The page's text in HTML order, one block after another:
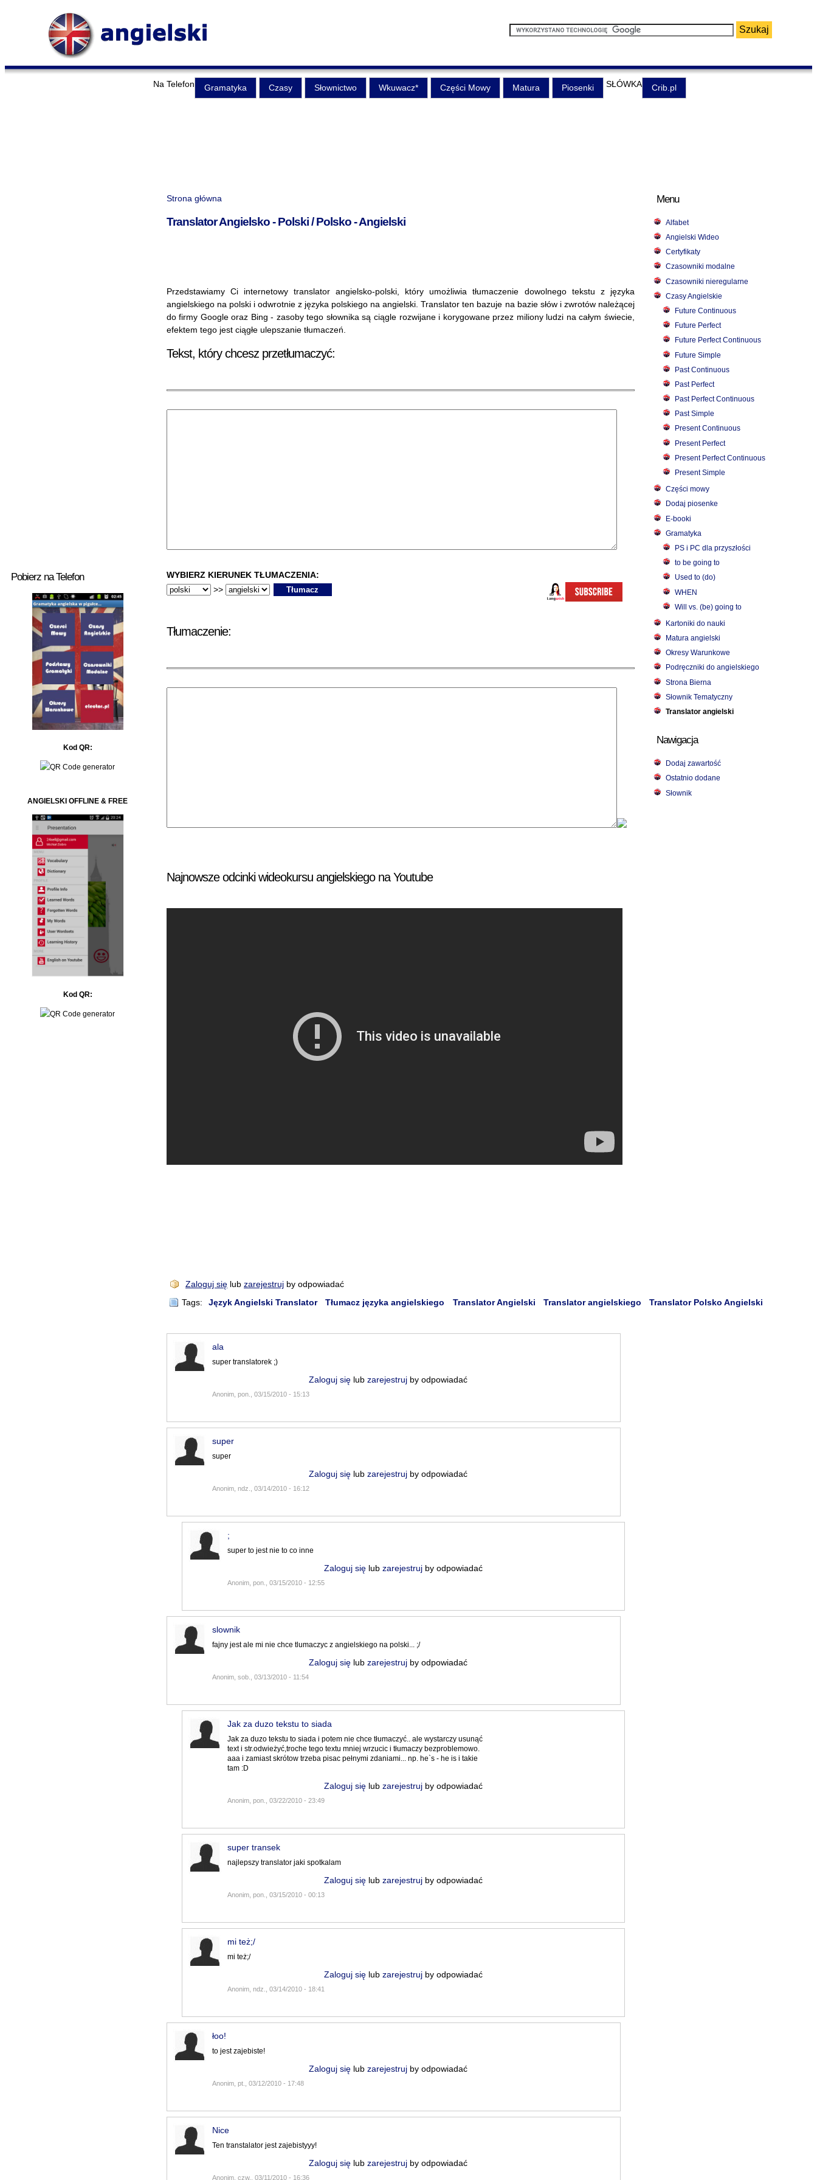
Na Telefon Gramatyka Czasy Słownictwo Wkuwacz* Części Mowy Matura Piosenki SŁÓWKA Crib.pl
Menu
Alfabet
Angielski Wideo
Certyfikaty
Czasowniki modalne
Czasowniki nieregularne
Czasy Angielskie
Future Continuous
Future Perfect
Future Perfect Continuous
Future Simple
Past Continuous
Past Perfect
Past Perfect Continuous
Past Simple
Present Continuous
Present Perfect
Present Perfect Continuous
Present Simple
Części mowy
Dodaj piosenke
E-booki
Gramatyka
PS i PC dla przyszłości
to be going to
Used to (do)
WHEN
Will vs. (be) going to
Kartoniki do nauki
Matura angielski
Okresy Warunkowe
Podręczniki do angielskiego
Strona Bierna
Słownik Tematyczny
Translator angielski
Nawigacja
Dodaj zawartość
Ostatnio dodane
Słownik
Pobierz na Telefon
Kod QR:
ANGIELSKI OFFLINE & FREE
Kod QR:
Strona główna
Translator Angielsko - Polski / Polsko - Angielski
Przedstawiamy Ci internetowy translator angielsko-polski, który umożliwia tłumaczenie dowolnego tekstu z języka
angielskiego na polski i odwrotnie z języka polskiego na angielski. Translator ten bazuje na bazie słów i zwrotów należącej
do firmy Google oraz Bing - zasoby tego słownika są ciągle rozwijane i korygowane przez miliony ludzi na całym świecie,
efektem tego jest ciągłe ulepszanie tłumaczeń.
Tekst, który chcesz przetłumaczyć:
WYBIERZ KIERUNEK TŁUMACZENIA:
>>
Tłumaczenie:
Najnowsze odcinki wideokursu angielskiego na Youtube
Zaloguj się lubzarejestruj by odpowiadać
Tags:
Język Angielski Translator Tłumacz języka angielskiego Translator Angielski Translator angielskiego Translator Polsko Angielski
ala
super translatorek ;)
Zaloguj sięlub zarejestrujby odpowiadać
Anonim, pon., 03/15/2010 - 15:13
super
super
Zaloguj sięlub zarejestrujby odpowiadać
Anonim, ndz., 03/14/2010 - 16:12
;
super to jest nie to co inne
Zaloguj sięlub zarejestrujby odpowiadać
Anonim, pon., 03/15/2010 - 12:55
slownik
fajny jest ale mi nie chce tlumaczyc z angielskiego na polski... ;/
Zaloguj sięlub zarejestrujby odpowiadać
Anonim, sob., 03/13/2010 - 11:54
Jak za duzo tekstu to siada
Jak za duzo tekstu to siada i potem nie chce tłumaczyć.. ale wystarczy usunąć
text i str.odwieżyć,troche tego textu mniej wrzucic i tłumaczy bezproblemowo.
aaa i zamiast skrótow trzeba pisac pełnymi zdaniami... np. he`s - he is i takie
tam :D
Zaloguj sięlub zarejestrujby odpowiadać
Anonim, pon., 03/22/2010 - 23:49
super transek
najlepszy translator jaki spotkalam
Zaloguj sięlub zarejestrujby odpowiadać
Anonim, pon., 03/15/2010 - 00:13
mi też;/
mi też;/
Zaloguj sięlub zarejestrujby odpowiadać
Anonim, ndz., 03/14/2010 - 18:41
łoo!
to jest zajebiste!
Zaloguj sięlub zarejestrujby odpowiadać
Anonim, pt., 03/12/2010 - 17:48
Nice
Ten transtalator jest zajebistyyy!
Zaloguj sięlub zarejestrujby odpowiadać
Anonim, czw., 03/11/2010 - 16:36